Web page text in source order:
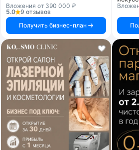
Вложения от 390 000 ₽
5.0
9 отзывов
Получить бизнес-план